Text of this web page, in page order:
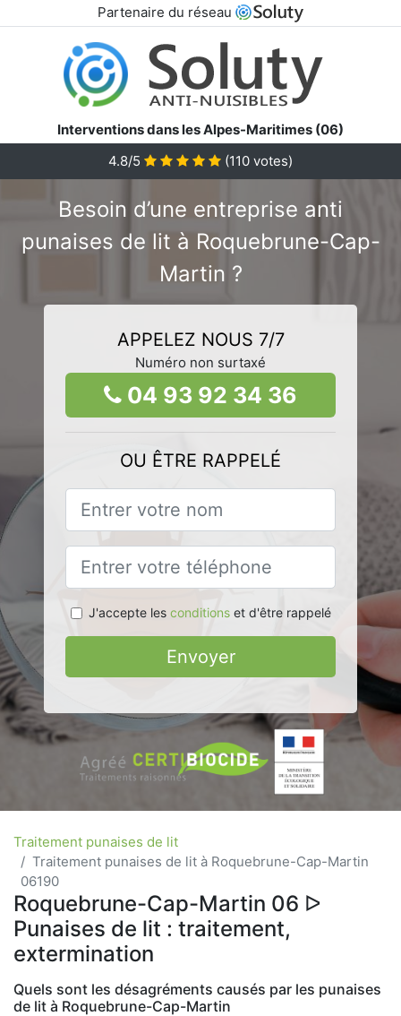
Partenaire du réseau
Interventions dans les Alpes-Maritimes (06)
4.8/5
(110 votes)
Besoin d’une entreprise anti
punaises de lit à Roquebrune-Cap-
Martin ?
APPELEZ NOUS 7/7
Numéro non surtaxé
04 93 92 34 36
OU ÊTRE RAPPELÉ
J'accepte les conditionset d'être rappelé
Envoyer
Traitement punaises de lit
Traitement punaises de lit à Roquebrune-Cap-Martin
06190
Roquebrune-Cap-Martin 06 ᐅ
Punaises de lit : traitement,
extermination
Quels sont les désagréments causés par les punaises
de lit à Roquebrune-Cap-Martin